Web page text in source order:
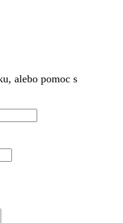
alebo pomoc s